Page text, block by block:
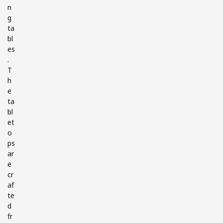
n
g
ta
bl
es
.
T
h
e
ta
bl
et
o
ps
ar
e
cr
af
te
d
fr